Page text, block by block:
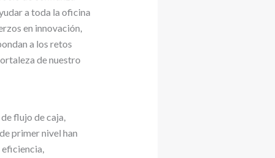
a toda la oficina
en innovación,
a los retos
de nuestro
flujo de caja,
primer nivel han